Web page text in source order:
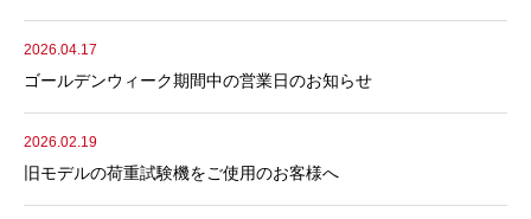
2026.04.17
ゴールデンウィーク期間中の営業日のお知らせ
2026.02.19
旧モデルの荷重試験機をご使用のお客様へ